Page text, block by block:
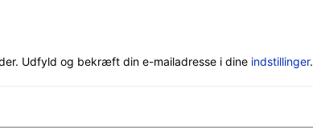
Udfyld og bekræft din e-mailadresse i dine indstillinger.